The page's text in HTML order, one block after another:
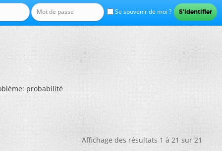
Se souvenir de moi ?
probabilité
Affichage des résultats 1 à 21 sur 21